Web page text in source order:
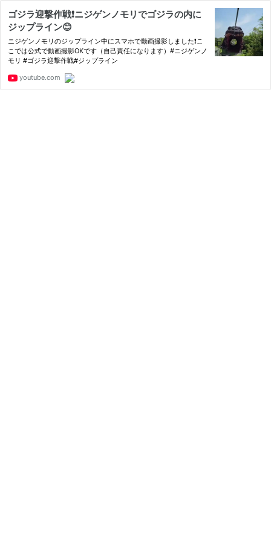
ゴジラ迎撃作戦❗️ニジゲンノモリでゴジラの内に
ジップライン😊
ニジゲンノモリのジップライン中にスマホで動画撮影しました❗️こ
こでは公式で動画撮影OKです（自己責任になります）#ニジゲンノ
モリ #ゴジラ迎撃作戦#ジップライン
youtube.com